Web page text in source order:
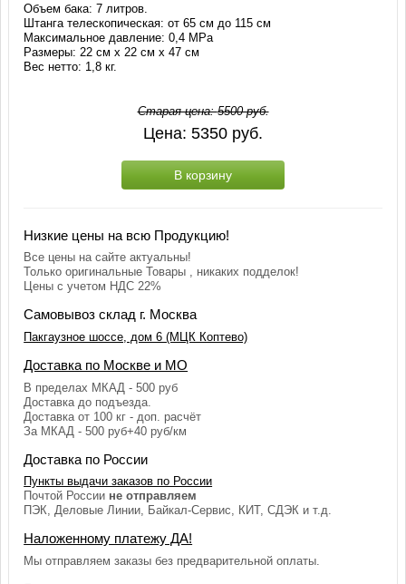
Объем бака: 7 литров.
Штанга телескопическая: от 65 см до 115 см
Максимальное давление: 0,4 МРа
Размеры: 22 см x 22 см x 47 см
Вес нетто: 1,8 кг.
Старая цена:5500руб.
Цена: 5350 руб.
В корзину
Низкие цены на всю Продукцию!
Все цены на сайте актуальны!
Только оригинальные Товары , никаких подделок!
Цены с учетом НДС 22%
Самовывоз склад г. Москва
Пакгаузное шоссе, дом 6 (МЦК Коптево)
Доставка по Москве и МО
В пределах МКАД - 500 руб
Доставка до подъезда.
Доставка от 100 кг - доп. расчёт
За МКАД - 500 руб+40 руб/км
Доставка по России
Пункты выдачи заказов по России
Почтой России не отправляем
ПЭК, Деловые Линии, Байкал-Сервис, КИТ, СДЭК и т.д.
Наложенному платежу ДА!
Мы отправляем заказы без предварительной оплаты.